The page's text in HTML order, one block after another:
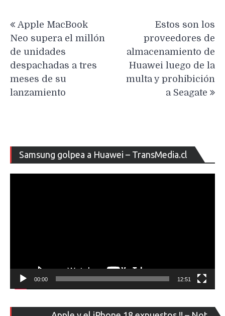
de
entradas
Apple MacBook
Neo supera el millón
de unidades
despachadas a tres
meses de su
lanzamiento
Estos son los
proveedores de
almacenamiento de
Huawei luego de la
multa y prohibición
a Seagate
Samsung golpea a Huawei – TransMedia.cl
de
00:00 12:51